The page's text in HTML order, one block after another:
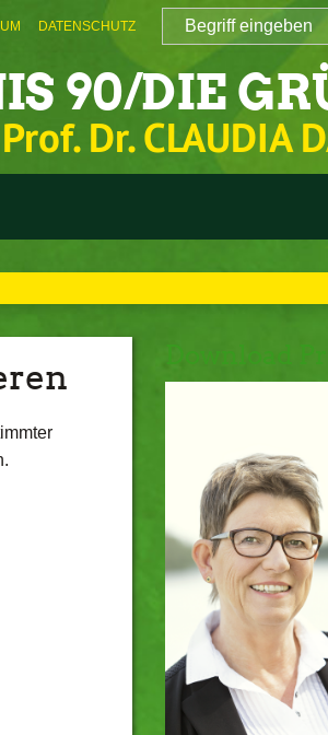
DATENSCHUTZ
90/DIE
Prof. Dr. CLAUDIA
Download